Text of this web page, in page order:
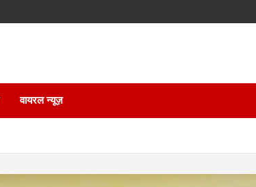
वायरल न्यूज़